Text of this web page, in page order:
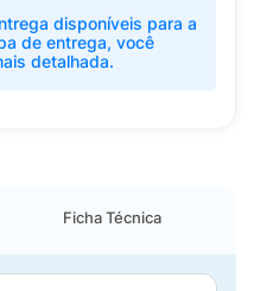
disponíveis para a
de entrega, você
detalhada.
Ficha Técnica